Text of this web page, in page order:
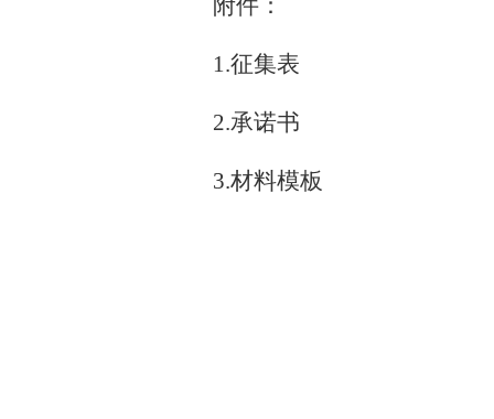
附件：
1.征集表
2.承诺书
3.材料模板